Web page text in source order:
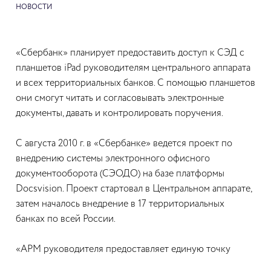
НОВОСТИ
«Сбербанк» планирует предоставить доступ к СЭД с
планшетов iPad руководителям центрального аппарата
и всех территориальных банков. С помощью планшетов
они смогут читать и согласовывать электронные
документы, давать и контролировать поручения.
С августа 2010 г. в «Сбербанке» ведется проект по
внедрению системы электронного офисного
документооборота (СЭОДО) на базе платформы
Docsvision. Проект стартовал в Центральном аппарате,
затем началось внедрение в 17 территориальных
банках по всей России.
«АРМ руководителя предоставляет единую точку